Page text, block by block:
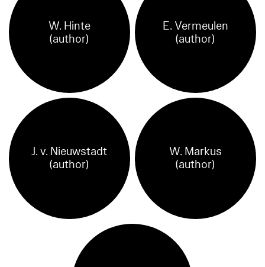
W. Hinte
(author)
E. Vermeulen
(author)
J. v. Nieuwstadt
(author)
W. Markus
(author)